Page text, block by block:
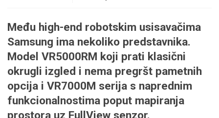
Među high-end robotskim usisavačima
Samsung ima nekoliko predstavnika.
Model VR5000RM koji prati klasični
okrugli izgled i nema pregršt pametnih
opcija i VR7000M serija s naprednim
funkcionalnostima poput mapiranja